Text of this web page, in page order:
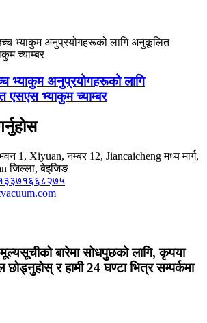
भ्याकुम अनुप्रयोगहरूको लागि
भ्याकुम च्याम्बर
1, Xiyuan, नम्बर 12, Jiancaicheng मध्य मार्ग,
जिल्ला, बेइजिङ
बारेमा सोधपुछको लागि, कृपया
छोड्नुहोस् र हामी 24 घण्टा भित्र सम्पर्कमा